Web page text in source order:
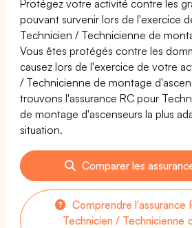
Protégez votre activité contre les
pouvant survenir lors de l'exercice
Technicien / Technicienne de
Vous êtes protégés contre les
causez lors de l'exercice de votre
/ Technicienne de montage
trouvons l'assurance RC pour
de montage d'ascenseurs la plus
situation.
Comparer les
Comprendre l'assurance
Technicien / Technicienne